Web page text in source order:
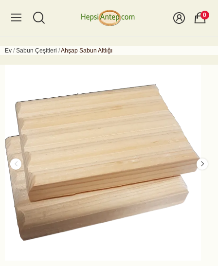
0
Ev Sabun Çeşitleri Ahşap Sabun Altlığı